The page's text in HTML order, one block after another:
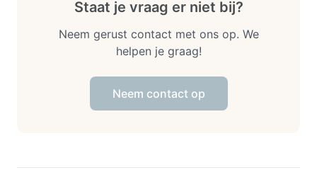
Staat je vraag er niet bij?
Neem gerust contact met ons op. We
helpen je graag!
Neem contact op